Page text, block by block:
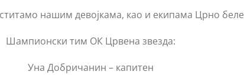
нашим девојкама, као и екипама Црно
Шампионски тим ОК Црвена звезда:
Уна Добричанин – капитен